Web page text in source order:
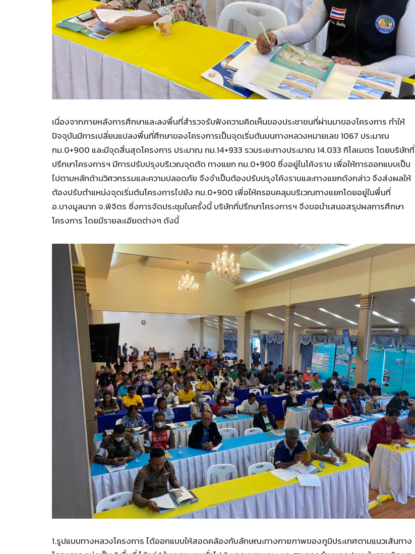
เนื่องจากภายหลังการศึกษาและลงพื้นที่สำรวจรับฟังความคิดเห็นของประชาชนที่ผ่านมาของโครงการ ทำให้
ปัจจุบันมีการเปลี่ยนแปลงพื้นที่ศึกษาของโครงการเป็นจุดเริ่มต้นบนทางหลวงหมายเลข 1067 ประมาณ
กม.0+900 และมีจุดสิ้นสุดโครงการ ประมาณ กม.14+933 รวมระยะทางประมาณ 14.033 กิโลเมตร โดยบริษัทที่
ปรึกษาโครงการฯ มีการปรับปรุงบริเวณจุดตัด ทางแยก กม.0+900 ซึ่งอยู่ในโค้งราบ เพื่อให้การออกแบบเป็น
ไปตามหลักด้านวิศวกรรมและความปลอดภัย จึงจำเป็นต้องปรับปรุงโค้งราบและทางแยกดังกล่าว จึงส่งผลให้
ต้องปรับตำแหน่งจุดเริ่มต้นโครงการไปยัง กม.0+900 เพื่อให้ครอบคลุมบริเวณทางแยกโดยอยู่ในพื้นที่
อ.บางมูลนาก จ.พิจิตร ซึ่งการจัดประชุมในครั้งนี้ บริษัทที่ปรึกษาโครงการฯ จึงขอนำเสนอสรุปผลการศึกษา
โครงการ โดยมีรายละเอียดต่างๆ ดังนี้
1.รูปแบบทางหลวงโครงการ ได้ออกแบบให้สอดคล้องกับลักษณะทางกายภาพของภูมิประเทศตามแนวเส้นทาง